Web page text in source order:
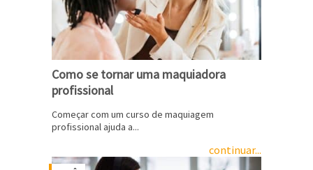
Como se tornar uma maquiadora
profissional
Começar com um curso de maquiagem
profissional ajuda a...
continuar...